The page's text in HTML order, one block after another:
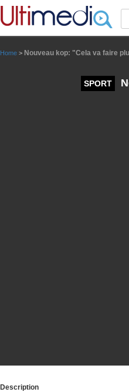
Home > Nouveau kop: "Cela va faire
SPORT
Description